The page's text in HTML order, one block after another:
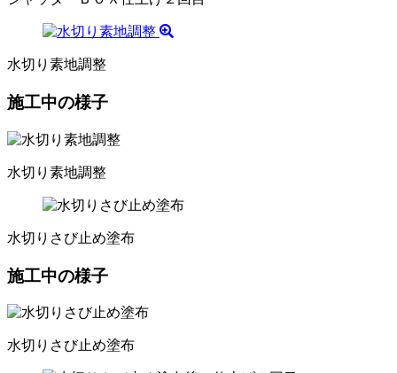
水切り素地調整
施工中の様子
水切り素地調整
水切りさび止め塗布
施工中の様子
水切りさび止め塗布